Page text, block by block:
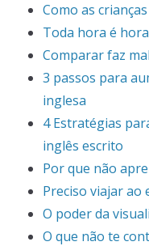
Como as
Toda hora é
Comparar faz
3 passos para
inglesa
4 Estratégias
inglês escrito
Por que não
Preciso viajar
O poder da
O que não te